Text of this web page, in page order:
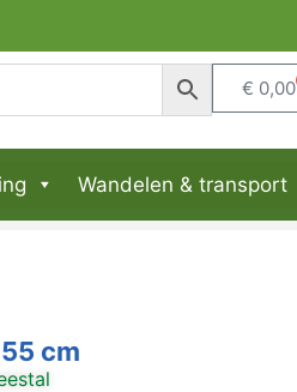
€ 0,00
Wandelen & transport
cm